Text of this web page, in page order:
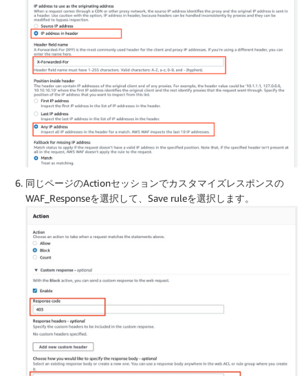
同じページのActionセッションでカスタマイズレスポンスの
WAF_Responseを選択して、Save ruleを選択します。